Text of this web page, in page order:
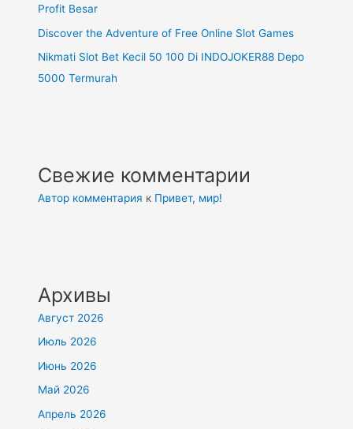
Profit Besar
Discover the Adventure of Free Online Slot Games
Nikmati Slot Bet Kecil 50 100 Di INDOJOKER88 Depo
5000 Termurah
Свежие комментарии
Автор комментария к Привет, мир!
Архивы
Август 2026
Июль 2026
Июнь 2026
Май 2026
Апрель 2026